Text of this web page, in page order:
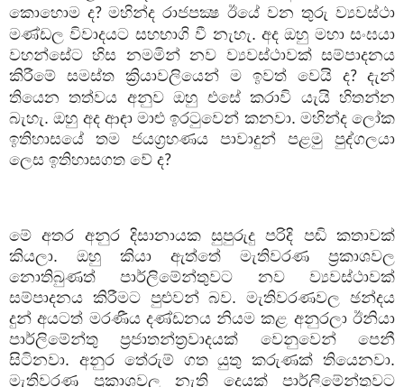
කොහොම ද?මහින්ද රාජපක්‍ෂ ඊයේ වන තුරු ව්‍යවස්ථා
මණ්ඩල විවාදයට සහභාගි වී නැහැ. අද ඔහු මහා සංඝයා
වහන්සේට හිස නමමින් නව ව්‍යවස්ථාවක් සම්පාදනය
කිරීමේ සමස්ත ක්‍රියාවලියෙන් ම ඉවත් වෙයි ද? දැන්
තියෙන තත්වය අනුව ඔහු එසේ කරාවි යැයි හිතන්න
බැහැ. ඔහු අද ආඳා මාළු ඉරටුවෙන් කනවා. මහින්ද ලෝක
ඉතිහාසයේ තම ජයග්‍රහණය පාවාදුන් පළමු පුද්ගලයා
ලෙස ඉතිහාසගත වේ ද?
මේ අතර අනුර දිසානායක සුපුරුදු පරිදි පඬි කතාවක්
කියලා. ඔහු කියා ඇත්තේ මැතිවරණ ප්‍රකාශවල
නොතිබුණත් පාර්ලිමේන්තුවට නව ව්‍යවස්ථාවක්
සම්පාදනය කිරීමට පුළුවන් බව. මැතිවරණවල ඡන්දය
දුන් අයටත් මරණීය දණ්ඩනය නියම කළ අනුරලා ඊනියා
පාර්ලිමේන්තු ප්‍රජාතන්ත්‍රවාදයක් වෙනුවෙන් පෙනී
සිටිනවා. අනුර තේරුම් ගත යුතු කරුණක් තියෙනවා.
මැතිවරණ ප්‍රකාශවල නැති දෙයක් පාර්ලිමේන්තුවට